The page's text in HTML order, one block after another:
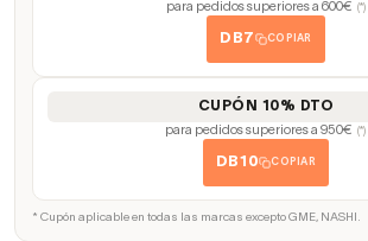
para pedidos superiores a 600€ (*)
DB7 COPIAR
CUPÓN 10% DTO
para pedidos superiores a 950€ (*)
DB10 COPIAR
* Cupón aplicable en todas las marcas excepto GME, NASHI.